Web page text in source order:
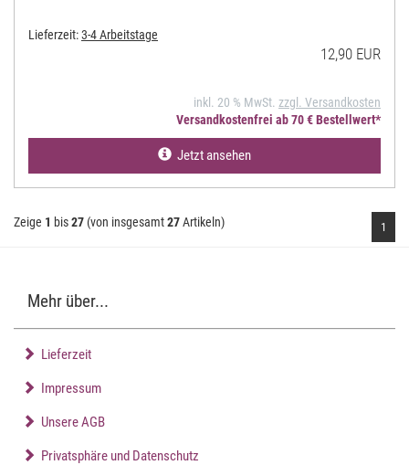
Lieferzeit:3-4 Arbeitstage
12,90 EUR
inkl. 20 % MwSt. zzgl. Versandkosten
Versandkostenfrei ab 70 € Bestellwert*
Jetzt ansehen
Zeige 1 bis27 (von insgesamt27Artikeln) 1
Mehr über...
Lieferzeit
Impressum
Unsere AGB
Privatsphäre und Datenschutz